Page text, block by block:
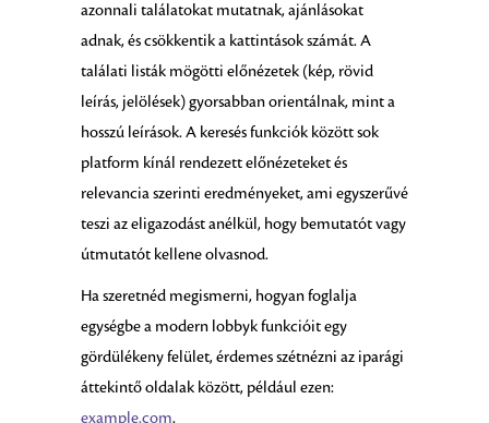
azonnali találatokat mutatnak, ajánlásokat
adnak, és csökkentik a kattintások számát. A
találati listák mögötti előnézetek (kép, rövid
leírás, jelölések) gyorsabban orientálnak, mint a
hosszú leírások. A keresés funkciók között sok
platform kínál rendezett előnézeteket és
relevancia szerinti eredményeket, ami egyszerűvé
teszi az eligazodást anélkül, hogy bemutatót vagy
útmutatót kellene olvasnod.
Ha szeretnéd megismerni, hogyan foglalja
egységbe a modern lobbyk funkcióit egy
gördülékeny felület, érdemes szétnézni az iparági
áttekintő oldalak között, például ezen:
example.com.